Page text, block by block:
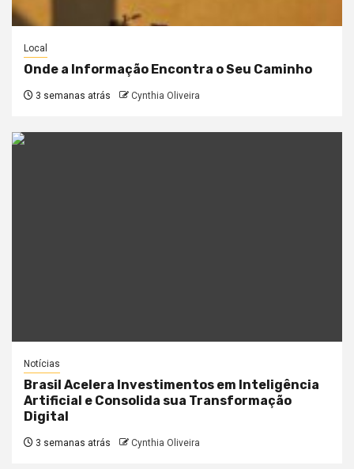
Local
Onde a Informação Encontra o Seu Caminho
3 semanas atrás Cynthia Oliveira
Notícias
Brasil Acelera Investimentos em Inteligência
Artificial e Consolida sua Transformação
Digital
3 semanas atrás Cynthia Oliveira